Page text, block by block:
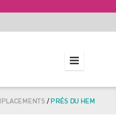
/PRÉS DU HEM